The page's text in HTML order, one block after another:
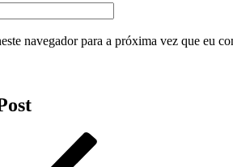
navegador para a próxima vez que eu